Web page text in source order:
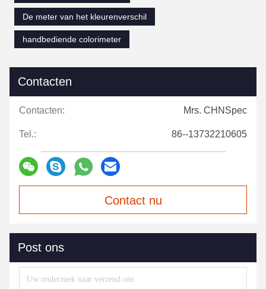
De meter van het kleurenverschil
handbediende colorimeter
Contacten
Contacten: Mrs. CHNSpec
Tel.: 86--13732210605
Contact nu
Post ons